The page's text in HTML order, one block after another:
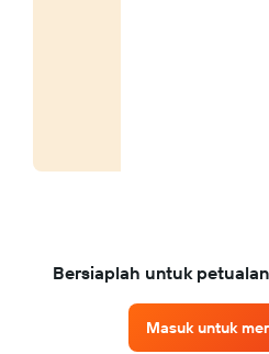
Bersiaplah untuk
Masuk untuk